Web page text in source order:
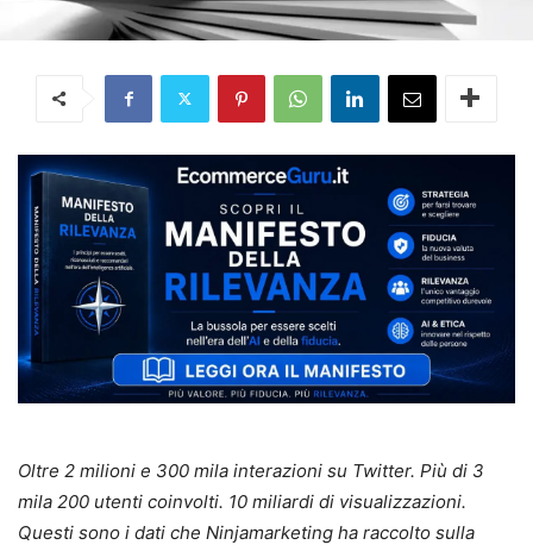
Oltre 2 milioni e 300 mila interazioni su Twitter. Più di 3
mila 200 utenti coinvolti. 10 miliardi di visualizzazioni.
Questi sono i dati che Ninjamarketing ha raccolto sulla